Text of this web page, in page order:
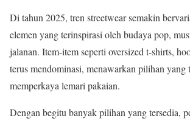
Di tahun 2025, tren streetwear semakin
elemen yang terinspirasi oleh budaya pop,
jalanan. Item-item seperti oversized t-shirts,
terus mendominasi, menawarkan pilihan yang
memperkaya lemari pakaian.
Dengan begitu banyak pilihan yang tersedia,